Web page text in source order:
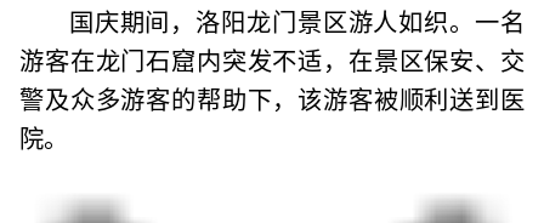
国庆期间，洛阳龙门景区游人如织。一名
游客在龙门石窟内突发不适，在景区保安、交
警及众多游客的帮助下，该游客被顺利送到医
院。